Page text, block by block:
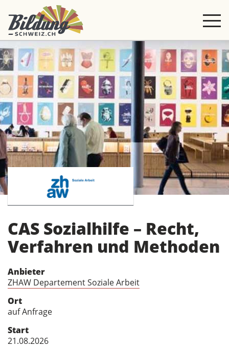
CAS Sozialhilfe – Recht,
Verfahren und Methoden
Anbieter
ZHAW Departement Soziale Arbeit
Ort
auf Anfrage
Start
21.08.2026